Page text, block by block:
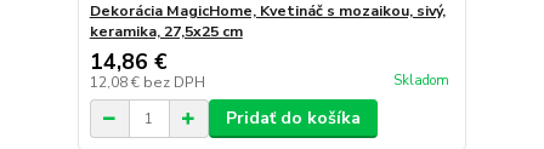
Dekorácia MagicHome, Kvetináč s mozaikou, sivý,
keramika, 27,5x25 cm
14,86 €
12,08 € bez DPH Skladom
Pridať do košíka